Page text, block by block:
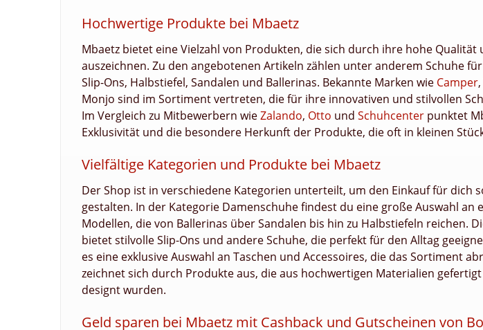
Hochwertige Produkte bei Mbaetz
Mbaetz bietet eine Vielzahl von Produkten, die sich durch ihre hohe Qualität
auszeichnen. Zu den angebotenen Artikeln zählen unter anderem Schuhe
Slip-Ons, Halbstiefel, Sandalen und Ballerinas. Bekannte Marken wie Camper
Monjo sind im Sortiment vertreten, die für ihre innovativen und stilvollen
Im Vergleich zu Mitbewerbern wieZalando, Otto und Schuhcenter punktet
Exklusivität und die besondere Herkunft der Produkte, die oft in kleinen
Vielfältige Kategorien und Produkte bei Mbaetz
Der Shop ist in verschiedene Kategorien unterteilt, um den Einkauf für dich
gestalten. In der Kategorie Damenschuhe findest du eine große Auswahl an
Modellen, die von Ballerinas über Sandalen bis hin zu Halbstiefeln reichen.
bietet stilvolle Slip-Ons und andere Schuhe, die perfekt für den Alltag
es eine exklusive Auswahl an Taschen und Accessoires, die das Sortiment
zeichnet sich durch Produkte aus, die aus hochwertigen Materialien
designt wurden.
Geld sparen bei Mbaetz mit Cashback und Gutscheinen von